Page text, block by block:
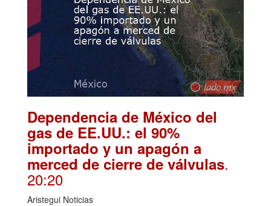
Dependencia de México del
gas de EE.UU.: el 90%
importado y un apagón a
merced de cierre de válvulas.
20:20
Aristegui Noticias